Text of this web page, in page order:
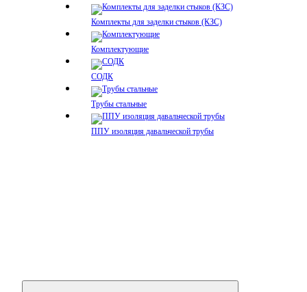
Комплекты для заделки стыков (КЗС)
Комплектующие
СОДК
Трубы стальные
ППУ изоляция давальческой трубы